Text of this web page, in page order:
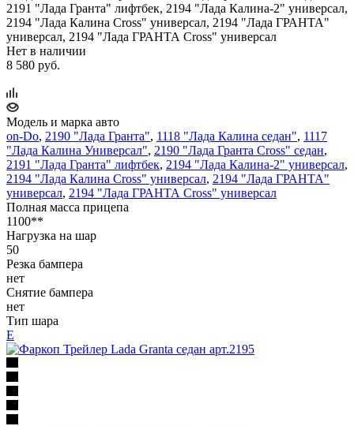
2191 "Лада Гранта" лифтбек, 2194 "Лада Калина-2" универсал,
2194 "Лада Калина Cross" универсал, 2194 "Лада ГРАНТА"
универсал, 2194 "Лада ГРАНТА Cross" универсал
Нет в наличии
8 580 руб.
Модель и марка авто
on-Do, 2190 "Лада Гранта", 1118 "Лада Калина седан", 1117
"Лада Калина Универсал", 2190 "Лада Гранта Cross" седан,
2191 "Лада Гранта" лифтбек, 2194 "Лада Калина-2" универсал,
2194 "Лада Калина Cross" универсал, 2194 "Лада ГРАНТА"
универсал, 2194 "Лада ГРАНТА Cross" универсал
Полная масса прицепа
1100**
Нагрузка на шар
50
Резка бампера
нет
Снятие бампера
нет
Тип шара
Е